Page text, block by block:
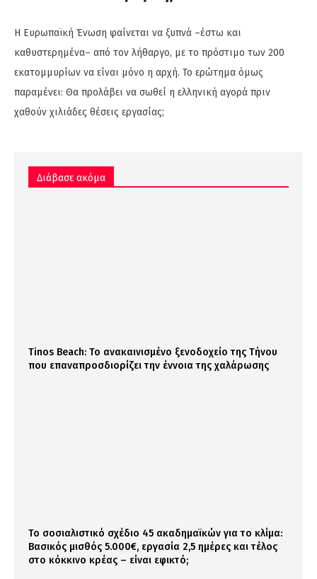
Η Ευρωπαϊκή Ένωση φαίνεται να ξυπνά –έστω και
καθυστερημένα– από τον λήθαργο, με το πρόστιμο των 200
εκατομμυρίων να είναι μόνο η αρχή. Το ερώτημα όμως
παραμένει: Θα προλάβει να σωθεί η ελληνική αγορά πριν
χαθούν χιλιάδες θέσεις εργασίας;
Διάβασε ακόμα
Tinos Beach: Το ανακαινισμένο ξενοδοχείο της Τήνου
που επαναπροσδιορίζει την έννοια της χαλάρωσης
Το σοσιαλιστικό σχέδιο 45 ακαδημαϊκών για το κλίμα:
Βασικός μισθός 5.000€, εργασία 2,5 ημέρες και τέλος
στο κόκκινο κρέας – είναι εφικτό;